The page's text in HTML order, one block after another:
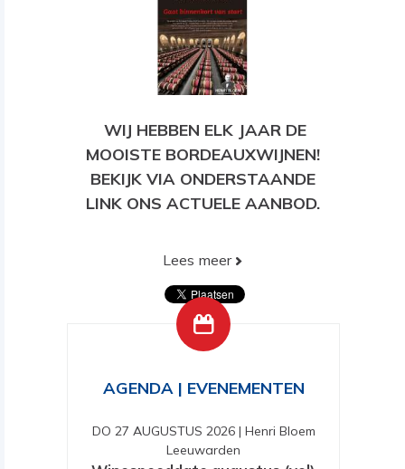
WIJ HEBBEN ELK JAAR DE
MOOISTE BORDEAUXWIJNEN!
BEKIJK VIA ONDERSTAANDE
LINK ONS ACTUELE AANBOD.
AANBOD!
Lees meer
AGENDA | EVENEMENTEN
DO 27 AUGUSTUS 2026| Henri Bloem
Leeuwarden